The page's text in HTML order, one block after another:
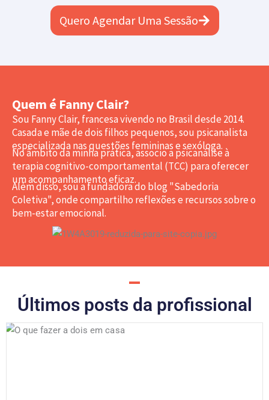
Quero Agendar Uma Sessão
Quem é Fanny Clair?
Sou Fanny Clair, francesa vivendo no Brasil desde 2014.
Casada e mãe de dois filhos pequenos, sou psicanalista
especializada nas questões femininas e sexóloga.
No âmbito da minha prática, associo a psicanálise à
terapia cognitivo-comportamental (TCC) para oferecer
um acompanhamento eficaz.
Além disso, sou a fundadora do blog "Sabedoria
Coletiva", onde compartilho reflexões e recursos sobre o
bem-estar emocional.
Últimos posts da profissional